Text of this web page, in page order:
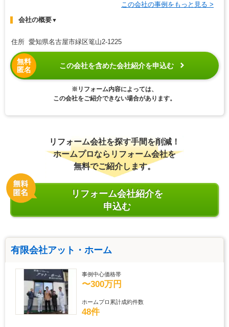
この会社の事例をもっと見る >
会社の概要▼
住所 愛知県名古屋市緑区篭山2-1225
無料
匿名
この会社を含めた会社紹介を申込む
※リフォーム内容によっては、
この会社をご紹介できない場合があります。
リフォーム会社を探す手間を削減！
ホームプロならリフォーム会社を
無料でご紹介します。
リフォーム会社紹介を
申込む
有限会社アット・ホーム
事例中心価格帯
〜300万円
ホームプロ累計成約件数
48件